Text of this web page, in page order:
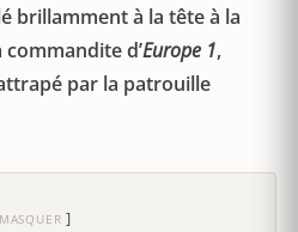
brillamment à la tête à la
d’Europe 1,
par la patrouille
MASQUER